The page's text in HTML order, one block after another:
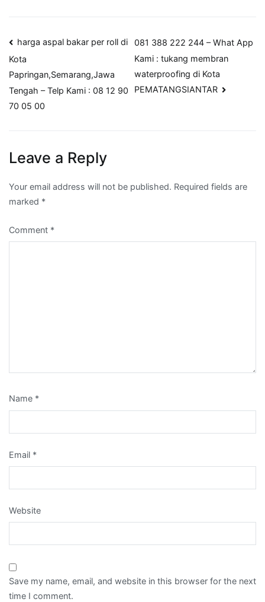
Post
navigation
harga aspal bakar per roll di
Kota
Papringan,Semarang,Jawa
Tengah – Telp Kami : 08 12 90
70 05 00
081 388 222 244 – What App
Kami : tukang membran
waterproofing di Kota
PEMATANGSIANTAR
Leave a Reply
Your email address will not be published. Required fields are
marked *
Comment *
Name *
Email *
Website
Save my name, email, and website in this browser for the next
time I comment.